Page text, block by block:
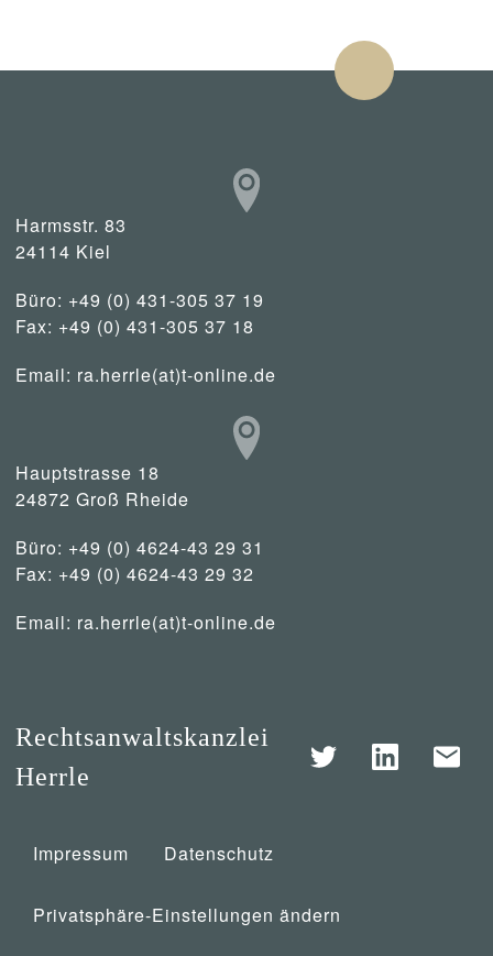
Harmsstr. 83
24114 Kiel
Büro: +49 (0) 431-305 37 19
Fax: +49 (0) 431-305 37 18
Email: ra.herrle(at)t-online.de
Hauptstrasse 18
24872 Groß Rheide
Büro: +49 (0) 4624-43 29 31
Fax: +49 (0) 4624-43 29 32
Email: ra.herrle(at)t-online.de
Rechtsanwaltskanzlei
Herrle
Impressum Datenschutz
Privatsphäre-Einstellungen ändern